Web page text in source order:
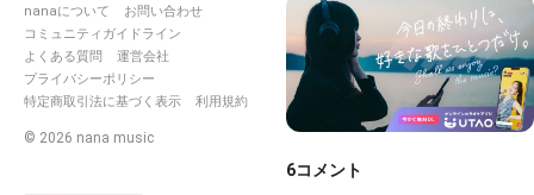
nanaについて
お問い合わせ
コミュニティガイドライン
よくある質問
運営会社
プライバシーポリシー
特定商取引法に基づく表示
利用規約
© 2026 nana music
まの、
無茶苦茶な歌詞では
救えない命がいくつもあ
★傷つけて、傷つけて
報われようとしているの
☆「幸せになれる… …！」
6コメント